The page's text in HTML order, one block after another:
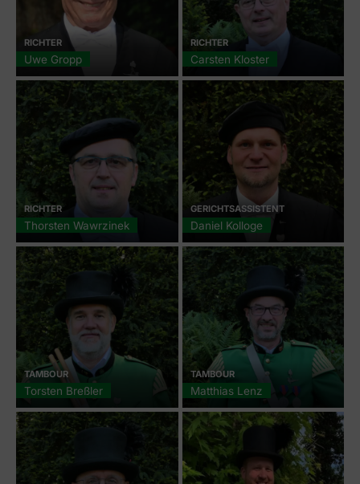
RICHTER
Uwe Gropp
RICHTER
Carsten Kloster
RICHTER
Thorsten Wawrzinek
GERICHTSASSISTENT
Daniel Kolloge
TAMBOUR
Torsten Breßler
TAMBOUR
Matthias Lenz